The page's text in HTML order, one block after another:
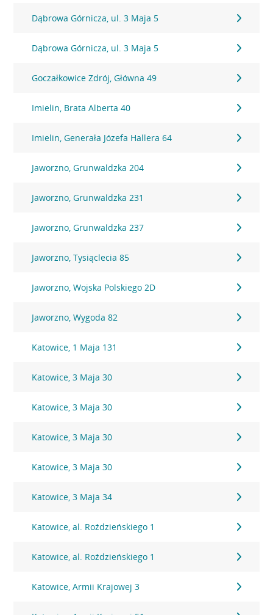
Dąbrowa Górnicza, ul. 3 Maja 5
Dąbrowa Górnicza, ul. 3 Maja 5
Goczałkowice Zdrój, Główna 49
Imielin, Brata Alberta 40
Imielin, Generała Józefa Hallera 64
Jaworzno, Grunwaldzka 204
Jaworzno, Grunwaldzka 231
Jaworzno, Grunwaldzka 237
Jaworzno, Tysiąclecia 85
Jaworzno, Wojska Polskiego 2D
Jaworzno, Wygoda 82
Katowice, 1 Maja 131
Katowice, 3 Maja 30
Katowice, 3 Maja 30
Katowice, 3 Maja 30
Katowice, 3 Maja 30
Katowice, 3 Maja 34
Katowice, al. Roździeńskiego 1
Katowice, al. Roździeńskiego 1
Katowice, Armii Krajowej 3